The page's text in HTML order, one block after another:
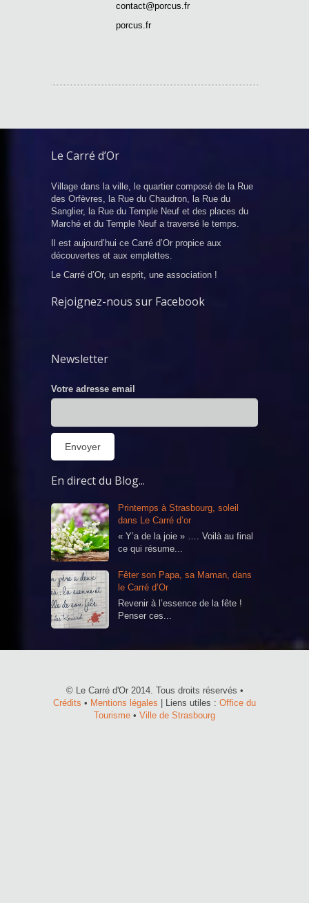
contact@porcus.fr
porcus.fr
Le Carré d’Or
Village dans la ville, le quartier composé de la Rue
des Orfèvres, la Rue du Chaudron, la Rue du
Sanglier, la Rue du Temple Neuf et des places du
Marché et du Temple Neuf a traversé le temps.
Il est aujourd’hui ce Carré d’Or propice aux
découvertes et aux emplettes.
Le Carré d’Or, un esprit, une association !
Rejoignez-nous sur Facebook
Newsletter
Votre adresse email
En direct du Blog...
Printemps à Strasbourg, soleil
dans Le Carré d’or
« Y’a de la joie » …. Voilà au final
ce qui résume...
Fêter son Papa, sa Maman, dans
le Carré d’Or
Revenir à l’essence de la fête !
Penser ces...
© Le Carré d'Or 2014. Tous droits réservés •
Crédits • Mentions légales | Liens utiles : Office du
Tourisme • Ville de Strasbourg